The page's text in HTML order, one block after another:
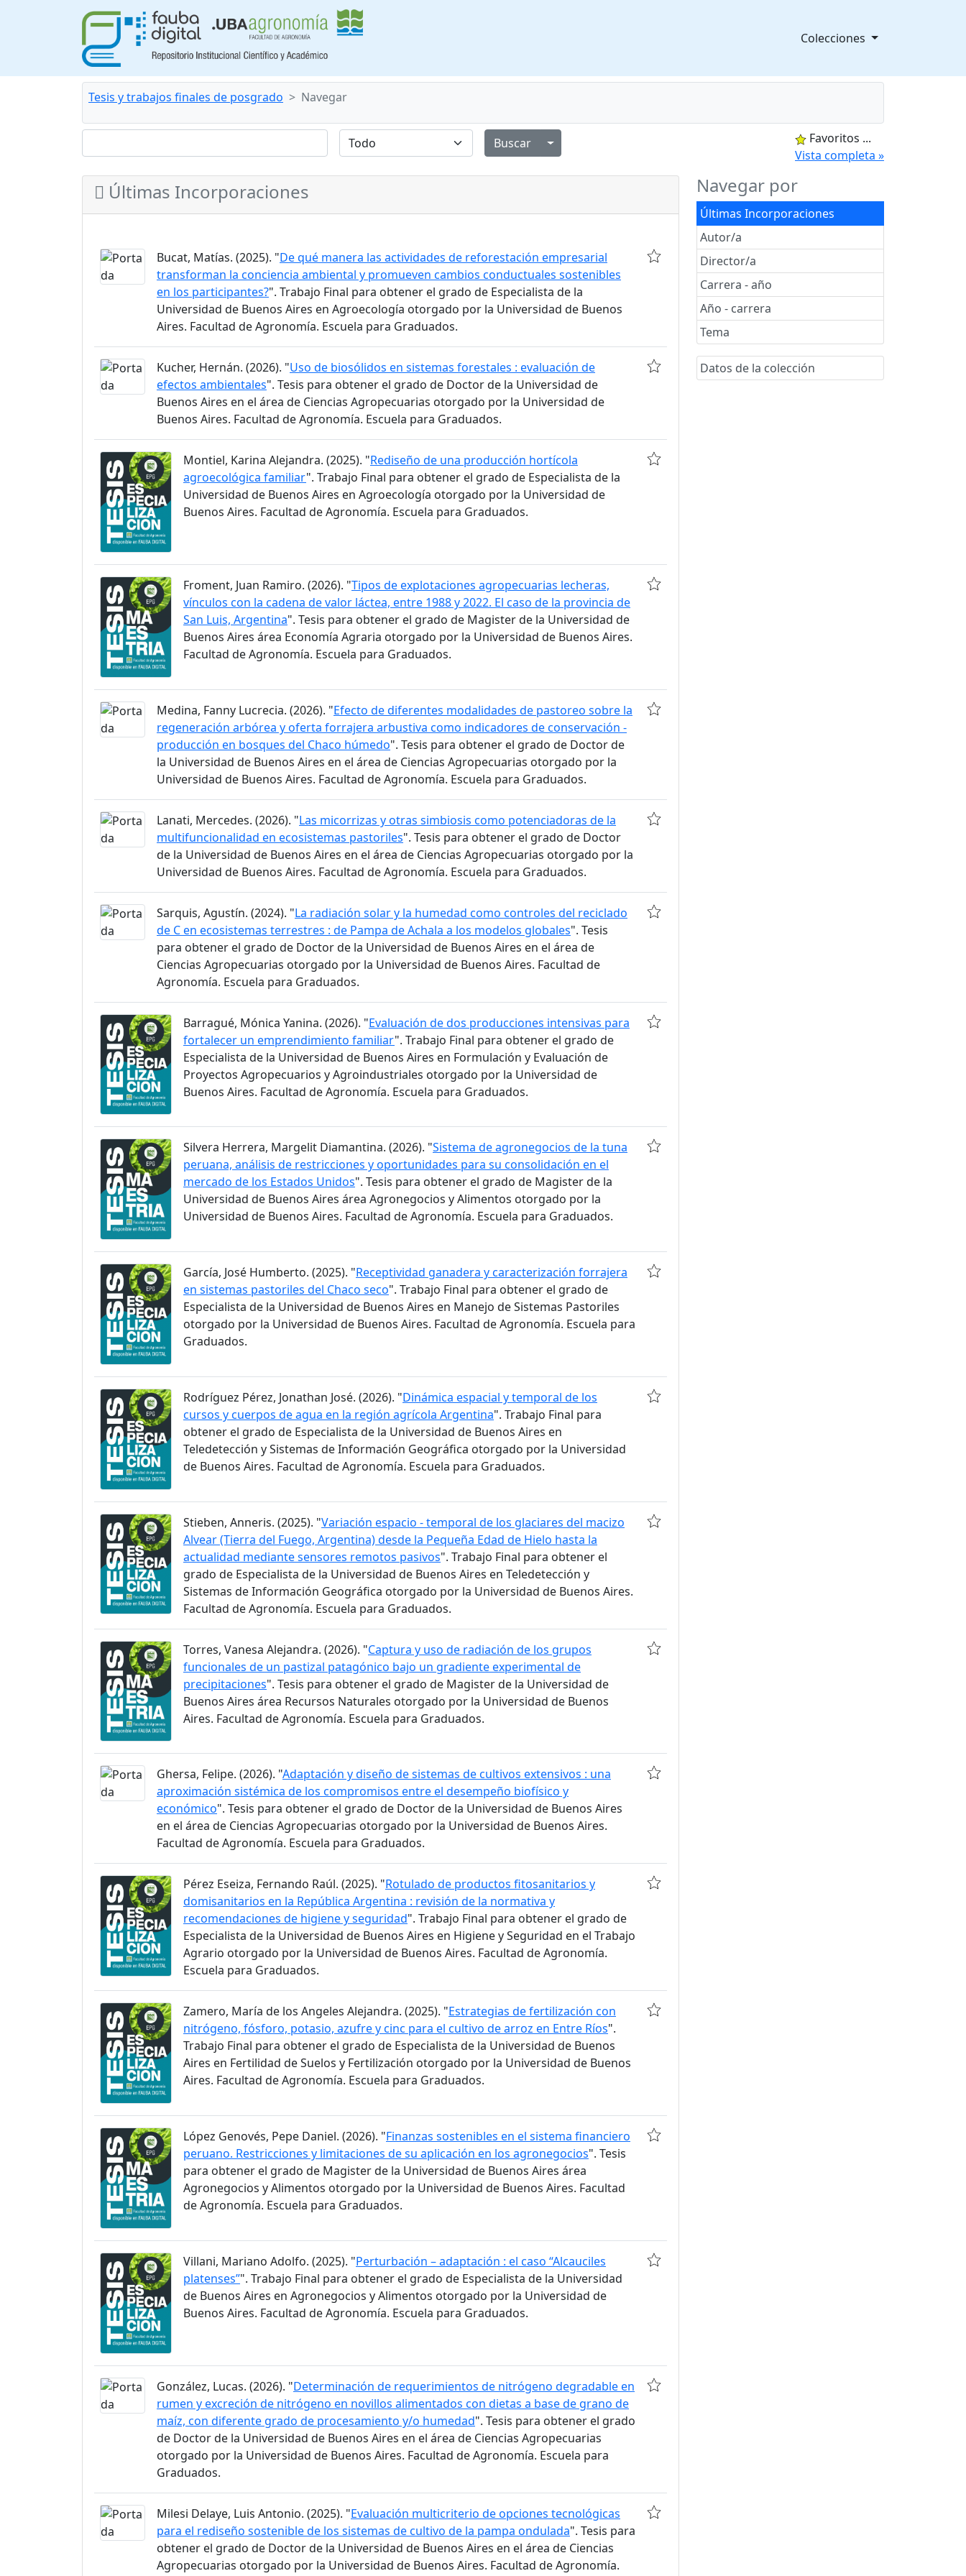
Colecciones
Tesis y trabajos finales de posgrado Navegar
Alternar menú desplegable
Favoritos ...
Vista completa »
Navegar por
Últimas Incorporaciones
Autor/a
Director/a
Carrera - año
Año - carrera
Tema
Datos de la colección
Últimas Incorporaciones
Bucat, Matías. (2025). "De qué manera las actividades de reforestación empresarial
transforman la conciencia ambiental y promueven cambios conductuales sostenibles
en los participantes?". Trabajo Final para obtener el grado de Especialista de la
Universidad de Buenos Aires en Agroecología otorgado por la Universidad de Buenos
Aires. Facultad de Agronomía. Escuela para Graduados.
Kucher, Hernán. (2026). "Uso de biosólidos en sistemas forestales : evaluación de
efectos ambientales". Tesis para obtener el grado de Doctor de la Universidad de
Buenos Aires en el área de Ciencias Agropecuarias otorgado por la Universidad de
Buenos Aires. Facultad de Agronomía. Escuela para Graduados.
Montiel, Karina Alejandra. (2025). "Rediseño de una producción hortícola
agroecológica familiar". Trabajo Final para obtener el grado de Especialista de la
Universidad de Buenos Aires en Agroecología otorgado por la Universidad de
Buenos Aires. Facultad de Agronomía. Escuela para Graduados.
Froment, Juan Ramiro. (2026). "Tipos de explotaciones agropecuarias lecheras,
vínculos con la cadena de valor láctea, entre 1988 y 2022. El caso de la provincia de
San Luis, Argentina". Tesis para obtener el grado de Magister de la Universidad de
Buenos Aires área Economía Agraria otorgado por la Universidad de Buenos Aires.
Facultad de Agronomía. Escuela para Graduados.
Medina, Fanny Lucrecia. (2026). "Efecto de diferentes modalidades de pastoreo sobre la
regeneración arbórea y oferta forrajera arbustiva como indicadores de conservación -
producción en bosques del Chaco húmedo". Tesis para obtener el grado de Doctor de
la Universidad de Buenos Aires en el área de Ciencias Agropecuarias otorgado por la
Universidad de Buenos Aires. Facultad de Agronomía. Escuela para Graduados.
Lanati, Mercedes. (2026). "Las micorrizas y otras simbiosis como potenciadoras de la
multifuncionalidad en ecosistemas pastoriles". Tesis para obtener el grado de Doctor
de la Universidad de Buenos Aires en el área de Ciencias Agropecuarias otorgado por la
Universidad de Buenos Aires. Facultad de Agronomía. Escuela para Graduados.
Sarquis, Agustín. (2024). "La radiación solar y la humedad como controles del reciclado
de C en ecosistemas terrestres : de Pampa de Achala a los modelos globales". Tesis
para obtener el grado de Doctor de la Universidad de Buenos Aires en el área de
Ciencias Agropecuarias otorgado por la Universidad de Buenos Aires. Facultad de
Agronomía. Escuela para Graduados.
Barragué, Mónica Yanina. (2026). "Evaluación de dos producciones intensivas para
fortalecer un emprendimiento familiar". Trabajo Final para obtener el grado de
Especialista de la Universidad de Buenos Aires en Formulación y Evaluación de
Proyectos Agropecuarios y Agroindustriales otorgado por la Universidad de
Buenos Aires. Facultad de Agronomía. Escuela para Graduados.
Silvera Herrera, Margelit Diamantina. (2026). "Sistema de agronegocios de la tuna
peruana, análisis de restricciones y oportunidades para su consolidación en el
mercado de los Estados Unidos". Tesis para obtener el grado de Magister de la
Universidad de Buenos Aires área Agronegocios y Alimentos otorgado por la
Universidad de Buenos Aires. Facultad de Agronomía. Escuela para Graduados.
García, José Humberto. (2025). "Receptividad ganadera y caracterización forrajera
en sistemas pastoriles del Chaco seco". Trabajo Final para obtener el grado de
Especialista de la Universidad de Buenos Aires en Manejo de Sistemas Pastoriles
otorgado por la Universidad de Buenos Aires. Facultad de Agronomía. Escuela para
Graduados.
Rodríguez Pérez, Jonathan José. (2026). "Dinámica espacial y temporal de los
cursos y cuerpos de agua en la región agrícola Argentina". Trabajo Final para
obtener el grado de Especialista de la Universidad de Buenos Aires en
Teledetección y Sistemas de Información Geográfica otorgado por la Universidad
de Buenos Aires. Facultad de Agronomía. Escuela para Graduados.
Stieben, Anneris. (2025). "Variación espacio - temporal de los glaciares del macizo
Alvear (Tierra del Fuego, Argentina) desde la Pequeña Edad de Hielo hasta la
actualidad mediante sensores remotos pasivos". Trabajo Final para obtener el
grado de Especialista de la Universidad de Buenos Aires en Teledetección y
Sistemas de Información Geográfica otorgado por la Universidad de Buenos Aires.
Facultad de Agronomía. Escuela para Graduados.
Torres, Vanesa Alejandra. (2026). "Captura y uso de radiación de los grupos
funcionales de un pastizal patagónico bajo un gradiente experimental de
precipitaciones". Tesis para obtener el grado de Magister de la Universidad de
Buenos Aires área Recursos Naturales otorgado por la Universidad de Buenos
Aires. Facultad de Agronomía. Escuela para Graduados.
Ghersa, Felipe. (2026). "Adaptación y diseño de sistemas de cultivos extensivos : una
aproximación sistémica de los compromisos entre el desempeño biofísico y
económico". Tesis para obtener el grado de Doctor de la Universidad de Buenos Aires
en el área de Ciencias Agropecuarias otorgado por la Universidad de Buenos Aires.
Facultad de Agronomía. Escuela para Graduados.
Pérez Eseiza, Fernando Raúl. (2025). "Rotulado de productos fitosanitarios y
domisanitarios en la República Argentina : revisión de la normativa y
recomendaciones de higiene y seguridad". Trabajo Final para obtener el grado de
Especialista de la Universidad de Buenos Aires en Higiene y Seguridad en el Trabajo
Agrario otorgado por la Universidad de Buenos Aires. Facultad de Agronomía.
Escuela para Graduados.
Zamero, María de los Angeles Alejandra. (2025). "Estrategias de fertilización con
nitrógeno, fósforo, potasio, azufre y cinc para el cultivo de arroz en Entre Ríos".
Trabajo Final para obtener el grado de Especialista de la Universidad de Buenos
Aires en Fertilidad de Suelos y Fertilización otorgado por la Universidad de Buenos
Aires. Facultad de Agronomía. Escuela para Graduados.
López Genovés, Pepe Daniel. (2026). "Finanzas sostenibles en el sistema financiero
peruano. Restricciones y limitaciones de su aplicación en los agronegocios". Tesis
para obtener el grado de Magister de la Universidad de Buenos Aires área
Agronegocios y Alimentos otorgado por la Universidad de Buenos Aires. Facultad
de Agronomía. Escuela para Graduados.
Villani, Mariano Adolfo. (2025). "Perturbación – adaptación : el caso “Alcauciles
platenses”". Trabajo Final para obtener el grado de Especialista de la Universidad
de Buenos Aires en Agronegocios y Alimentos otorgado por la Universidad de
Buenos Aires. Facultad de Agronomía. Escuela para Graduados.
González, Lucas. (2026). "Determinación de requerimientos de nitrógeno degradable en
rumen y excreción de nitrógeno en novillos alimentados con dietas a base de grano de
maíz, con diferente grado de procesamiento y/o humedad". Tesis para obtener el grado
de Doctor de la Universidad de Buenos Aires en el área de Ciencias Agropecuarias
otorgado por la Universidad de Buenos Aires. Facultad de Agronomía. Escuela para
Graduados.
Milesi Delaye, Luis Antonio. (2025). "Evaluación multicriterio de opciones tecnológicas
para el rediseño sostenible de los sistemas de cultivo de la pampa ondulada". Tesis para
obtener el grado de Doctor de la Universidad de Buenos Aires en el área de Ciencias
Agropecuarias otorgado por la Universidad de Buenos Aires. Facultad de Agronomía.